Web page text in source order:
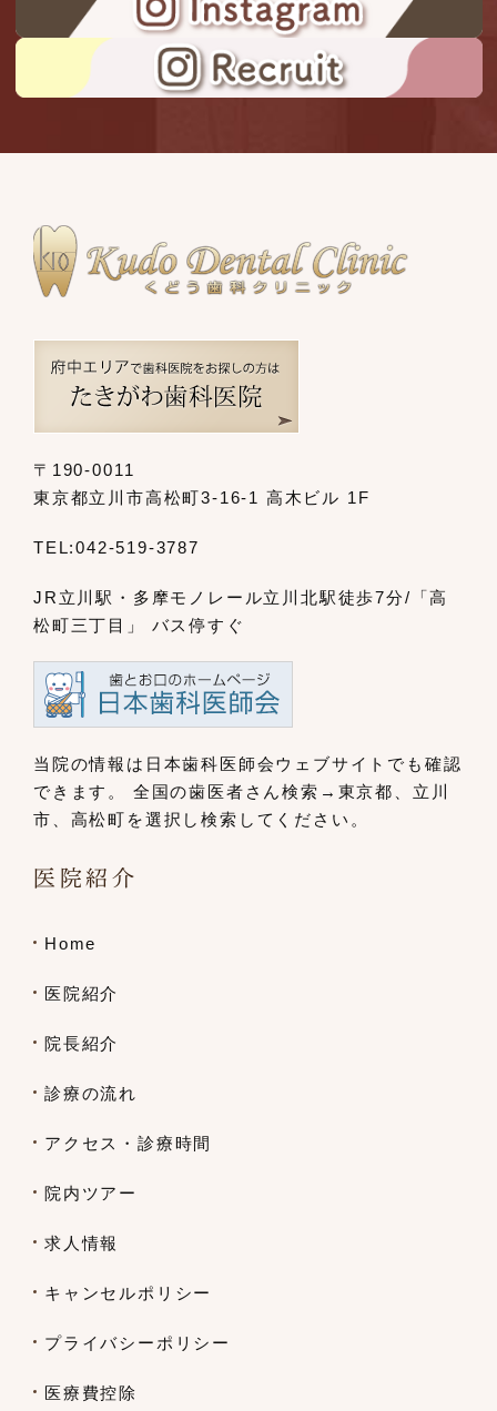
〒190-0011
東京都立川市高松町3-16-1 高木ビル 1F
TEL:042-519-3787
JR立川駅・多摩モノレール立川北駅徒歩7分/「高
松町三丁目」 バス停すぐ
当院の情報は日本歯科医師会ウェブサイト でも確認
できます。
全国の歯医者さん検索→東京都、立川
市、 高松町を選択し検索してください。
医院紹介
Home
医院紹介
院長紹介
診療の流れ
アクセス・診療時間
院内ツアー
求人情報
キャンセルポリシー
プライバシーポリシー
医療費控除